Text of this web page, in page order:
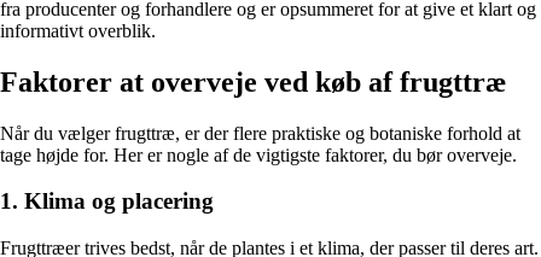
fra producenter og forhandlere og er opsummeret for at give et klart og
informativt overblik.
Faktorer at overveje ved køb af frugttræ
Når du vælger frugttræ, er der flere praktiske og botaniske forhold at
tage højde for. Her er nogle af de vigtigste faktorer, du bør overveje.
1. Klima og placering
Frugttræer trives bedst, når de plantes i et klima, der passer til deres art.